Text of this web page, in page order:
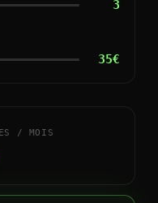
3
35€
/ MOIS